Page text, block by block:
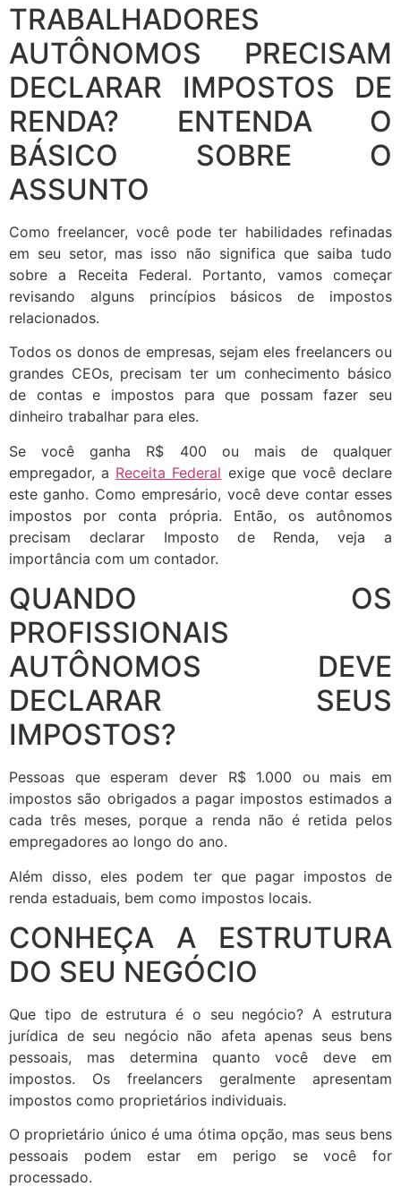
TRABALHADORES
AUTÔNOMOS PRECISAM
DECLARAR IMPOSTOS DE
RENDA? ENTENDA O
BÁSICO SOBRE O
ASSUNTO
Como freelancer, você pode ter habilidades refinadas
em seu setor, mas isso não significa que saiba tudo
sobre a Receita Federal. Portanto, vamos começar
revisando alguns princípios básicos de impostos
relacionados.
Todos os donos de empresas, sejam eles freelancers ou
grandes CEOs, precisam ter um conhecimento básico
de contas e impostos para que possam fazer seu
dinheiro trabalhar para eles.
Se você ganha R$ 400 ou mais de qualquer
empregador, a Receita Federal exige que você declare
este ganho. Como empresário, você deve contar esses
impostos por conta própria. Então, os autônomos
precisam declarar Imposto de Renda, veja a
importância com um contador.
QUANDO OS
PROFISSIONAIS
AUTÔNOMOS DEVE
DECLARAR SEUS
IMPOSTOS?
Pessoas que esperam dever R$ 1.000 ou mais em
impostos são obrigados a pagar impostos estimados a
cada três meses, porque a renda não é retida pelos
empregadores ao longo do ano.
Além disso, eles podem ter que pagar impostos de
renda estaduais, bem como impostos locais.
CONHEÇA A ESTRUTURA
DO SEU NEGÓCIO
Que tipo de estrutura é o seu negócio? A estrutura
jurídica de seu negócio não afeta apenas seus bens
pessoais, mas determina quanto você deve em
impostos. Os freelancers geralmente apresentam
impostos como proprietários individuais.
O proprietário único é uma ótima opção, mas seus bens
pessoais podem estar em perigo se você for
processado.